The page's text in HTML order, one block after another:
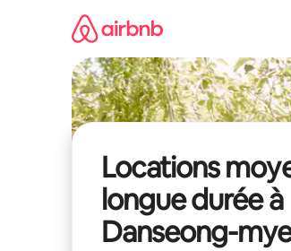
Locations
longue durée à
Danseong-